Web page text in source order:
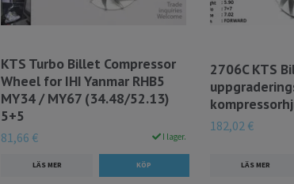
KTS Turbo Billet Compressor
Wheel for IHI Yanmar RHB5
MY34 / MY67 (34.48/52.13)
5+5
81,66 € I lager.
LÄS MER
2706C KTS
182,02 €
LÄS MER